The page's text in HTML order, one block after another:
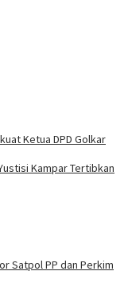
Ketua DPD Golkar
Kampar Tertibkan
Satpol PP dan Perkim